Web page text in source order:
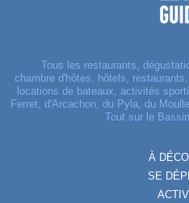
Tous les restaurants,
chambre d'hôtes, hôtels,
locations de bateaux, activités
Ferret, d'Arcachon, du Pyla, du
Tout sur le
À
SE